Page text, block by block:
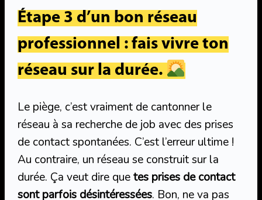
Étape 3 d’un bon réseau
professionnel : fais vivre ton
réseau sur la durée.
Le piège, c’est vraiment de cantonner le
réseau à sa recherche de job avec des prises
de contact spontanées. C’est l’erreur ultime !
Au contraire, un réseau se construit sur la
durée. Ça veut dire quetes prises de contact
sont parfois désintéressées. Bon, ne va pas